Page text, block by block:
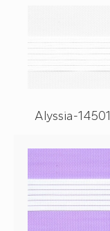
Alyssia-14501